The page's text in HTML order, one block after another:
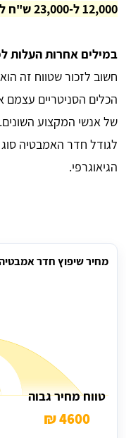
12,000 ל-23,000 ש"ח לחדר אמבטיה בגודל סטנדרטי.
במילים אחרות העלות למ"ר נעה
חשוב לזכור שטווח זה
הכלים הסניטריים
של אנשי המקצוע
לגודל חדר האמבטיה
הגיאוגרפי.
מחיר שיפוץ חדר
טווח מחיר גבוה
4600 ₪